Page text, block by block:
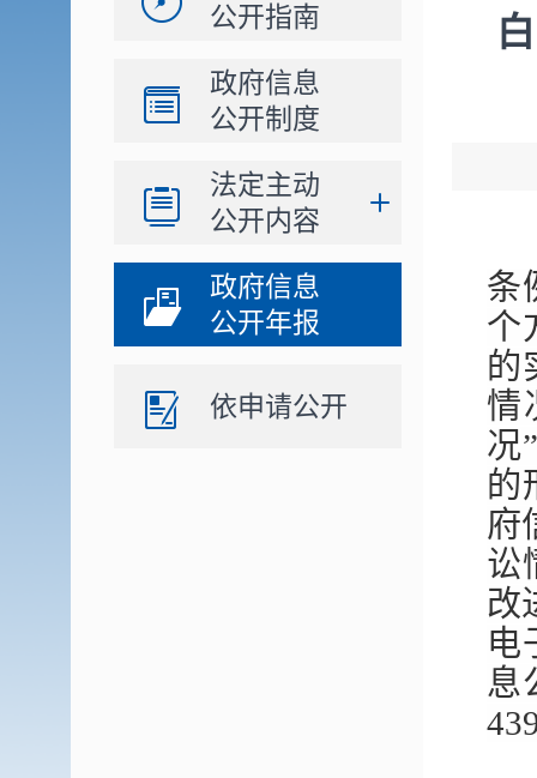
公开指南
政府信息
公开制度
法定主动
公开内容
政府信息
公开年报
依申请公开
条
个
的
情
况
的
府
讼
改
电
息